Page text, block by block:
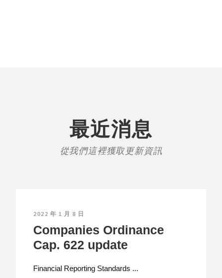
最近消息
從我們這裡獲取更新資訊
2022 年 1 月 8 日
Companies Ordinance
Cap. 622 update
Financial Reporting Standards ...